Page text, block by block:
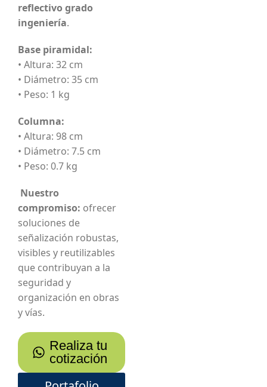
reflectivo grado
ingeniería.
Base piramidal:
• Altura: 32 cm
• Diámetro: 35 cm
• Peso: 1 kg
Columna:
• Altura: 98 cm
• Diámetro: 7.5 cm
• Peso: 0.7 kg
Nuestro
compromiso: ofrecer
soluciones de
señalización robustas,
visibles y reutilizables
que contribuyan a la
seguridad y
organización en obras
y vías.
Realiza tu
cotización